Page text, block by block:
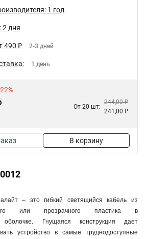
1 год
дня
490 ₽ 2-3 дней
1 день
От 20 шт:
244,00 ₽
241,00 ₽
В корзину
– это гибкий светящийся кабель из
или прозрачного пластика в
оболочке. Гнущаяся конструкция дает
устройство в самые труднодоступные